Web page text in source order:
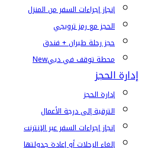
إنجاز إجراءات السفر من المنزل
الحجز مع رمز ترويجي
حجز رحلة طيران + فندق
محطة توقف في دبيNew
إدارة الحجز
إدارة الحجز
الترقية إلى درجة الأعمال
إنجاز إجراءات السفر عبر الإنترنت
إلغاء الرحلات أو إعادة جدولتها